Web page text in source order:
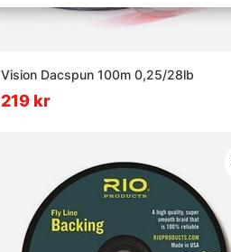
Vision Dacspun 100m 0,25/28lb
219 kr